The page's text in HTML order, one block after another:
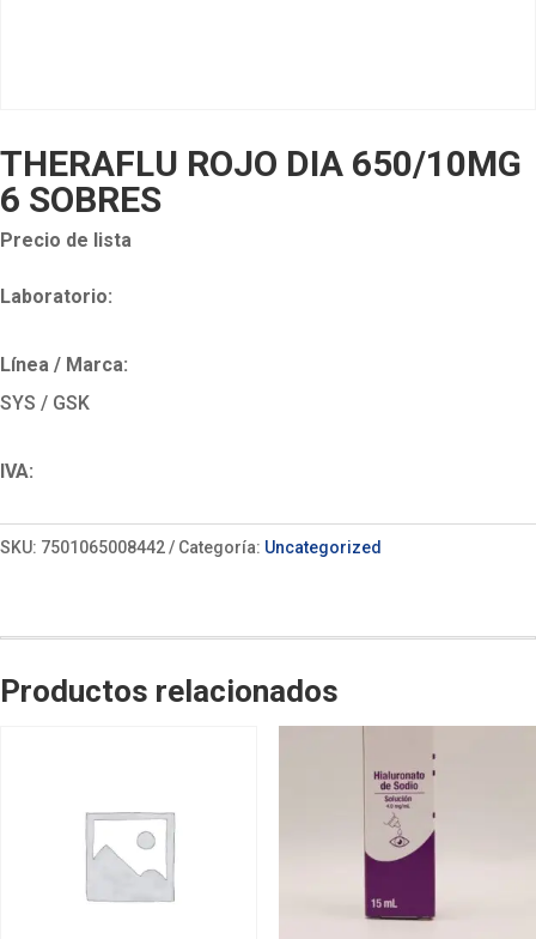
THERAFLU ROJO DIA 650/10MG
6 SOBRES
Precio de lista
Laboratorio:
Línea / Marca:
SYS / GSK
IVA:
SKU: 7501065008442 Categoría: Uncategorized
Productos relacionados